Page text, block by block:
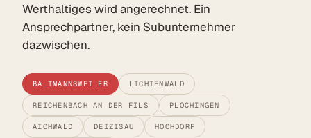
Werthaltiges wird angerechnet. Ein
Ansprechpartner, kein Subunternehmer
dazwischen.
BALTMANNSWEILER LICHTENWALD
REICHENBACH AN DER FILS PLOCHINGEN
AICHWALD DEIZISAU HOCHDORF